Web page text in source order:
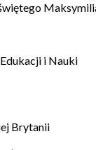
i Nauki
Brytanii